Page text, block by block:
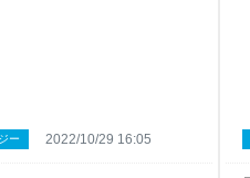
ー 2022/10/29 16:05